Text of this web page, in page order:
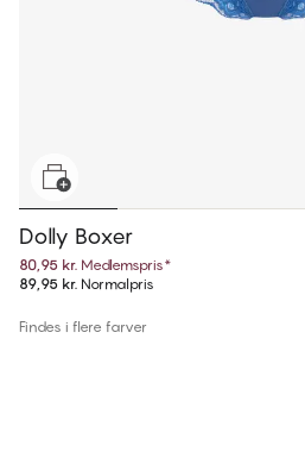
Dolly Boxer
80,95 kr. Medlemspris*
89,95 kr. Normalpris
Findes i flere farver